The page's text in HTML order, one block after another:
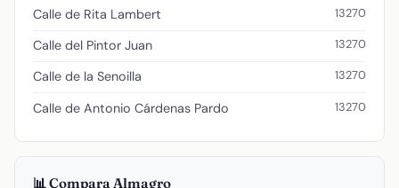
Calle de Rita Lambert 13270
Calle del Pintor Juan 13270
Calle de la Senoilla 13270
Calle de Antonio Cárdenas Pardo 13270
📊 Compara Almagro